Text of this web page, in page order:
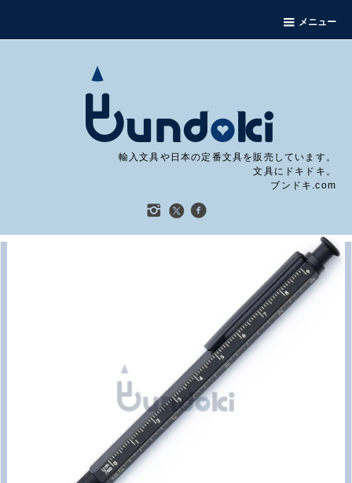
メニュー
輸入文具や日本の定番文具を販売しています。
文具にドキドキ。
ブンドキ.com